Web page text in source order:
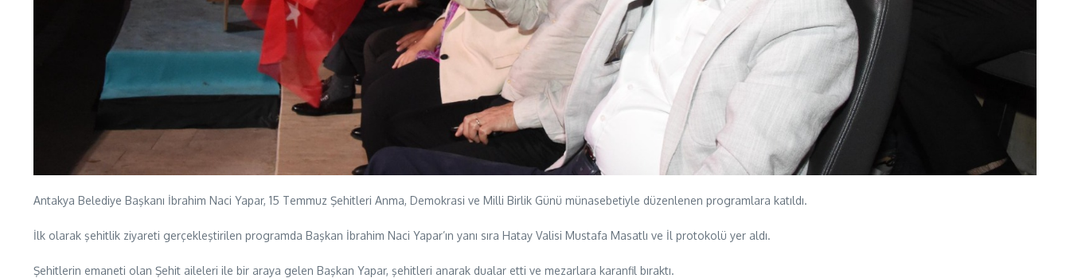
Antakya Belediye Başkanı İbrahim Naci Yapar, 15 Temmuz Şehitleri Anma, Demokrasi ve Milli Birlik Günü münasebetiyle düzenlenen programlara katıldı.
İlk olarak şehitlik ziyareti gerçekleştirilen programda Başkan İbrahim Naci Yapar’ın yanı sıra Hatay Valisi Mustafa Masatlı ve İl protokolü yer aldı.
Şehitlerin emaneti olan Şehit aileleri ile bir araya gelen Başkan Yapar, şehitleri anarak dualar etti ve mezarlara karanfil bıraktı.